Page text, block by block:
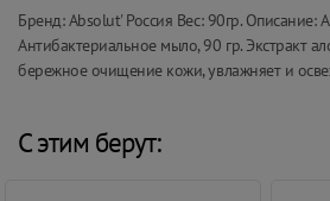
Бренд: Absolut' Россия Вес: 90гр. Описание:
Антибактериальное мыло, 90 гр. Экстракт
бережное очищение кожи, увлажняет и
С этим берут: